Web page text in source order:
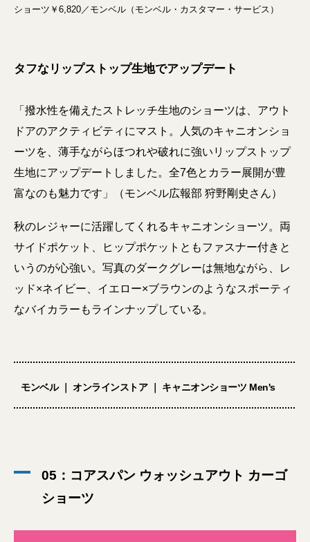
ショーツ￥6,820／モンベル（モンベル・カスタマー・サービス）
タフなリップストップ生地でアップデート
「撥水性を備えたストレッチ生地のショーツは、アウト
ドアのアクティビティにマスト。人気のキャニオンショ
ーツを、薄手ながらほつれや破れに強いリップストップ
生地にアップデートしました。全7色とカラー展開が豊
富なのも魅力です」（モンベル広報部 狩野剛史さん）
秋のレジャーに活躍してくれるキャニオンショーツ。両
サイドポケット、ヒップポケットともファスナー付きと
いうのが心強い。写真のダークグレーは無地ながら、レ
ッド×ネイビー、イエロー×ブラウンのようなスポーティ
なバイカラーもラインナップしている。
モンベル ｜ オンラインストア ｜ キャニオンショーツ Men's
05：コアスパン ウォッシュアウト カーゴ
ショーツ